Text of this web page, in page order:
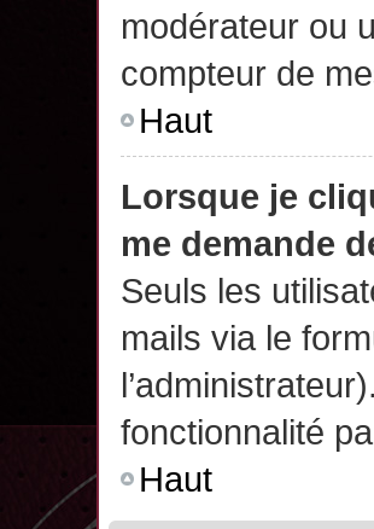
modérateur ou
compteur de
Haut
Lorsque je
me demande
Seuls les
mails via le
fonctionnalité
Haut